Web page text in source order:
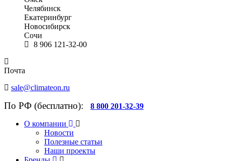
Челябинск
Екатеринбург
Новосибирск
Сочи
8 906 121-32-00
Почта
sale@climateon.ru
По РФ (бесплатно): 8 800 201-32-39
О компании
Новости
Полезные статьи
Наши проекты